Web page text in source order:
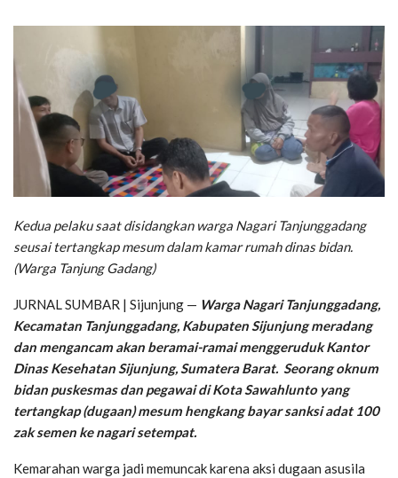
Kedua pelaku saat disidangkan warga Nagari Tanjunggadang
seusai tertangkap mesum dalam kamar rumah dinas bidan.
(Warga Tanjung Gadang)
JURNAL SUMBAR | Sijunjung — Warga Nagari Tanjunggadang,
Kecamatan Tanjunggadang, Kabupaten Sijunjung meradang
dan mengancam akan beramai-ramai menggeruduk Kantor
Dinas Kesehatan Sijunjung, Sumatera Barat. Seorang oknum
bidan puskesmas dan pegawai di Kota Sawahlunto yang
tertangkap (dugaan) mesum hengkang bayar sanksi adat 100
zak semen ke nagari setempat.
Kemarahan warga jadi memuncak karena aksi dugaan asusila